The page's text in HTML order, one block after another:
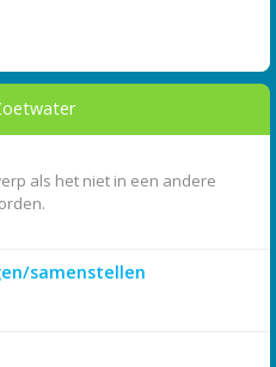
als het niet in een andere
samenstellen